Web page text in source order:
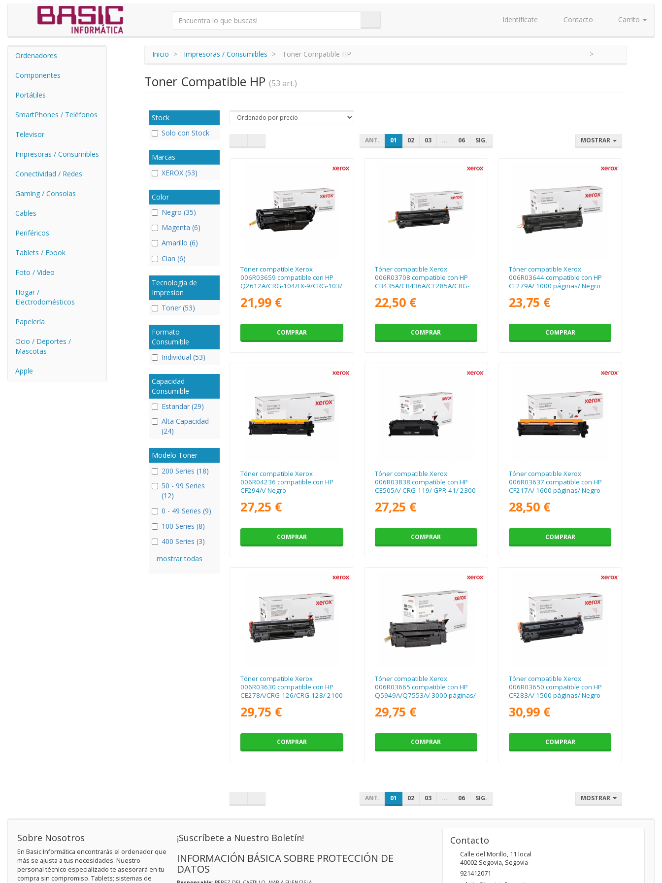
Identifícate Contacto Carrito
Ordenadores
Componentes
Portátiles
SmartPhones / Teléfonos
Televisor
Impresoras / Consumibles
Conectividad / Redes
Gaming / Consolas
Cables
Periféricos
Tablets / Ebook
Foto / Video
Hogar /
Electrodomésticos
Papelería
Ocio / Deportes /
Mascotas
Apple
Inicio Impresoras / Consumibles Toner Compatible HP
Toner Compatible HP (53 art.)
Stock
Solo con Stock
Marcas
XEROX (53)
Color
Negro (35)
Magenta (6)
Amarillo (6)
Cian (6)
Tecnologia de
Impresion
Toner (53)
Formato
Consumible
Individual (53)
Capacidad
Consumible
Estandar (29)
Alta Capacidad
(24)
Modelo Toner
200 Series (18)
50 - 99 Series
(12)
0 - 49 Series (9)
100 Series (8)
400 Series (3)
mostrar todas
ANT. 01 02 03 ... 06 SIG. MOSTRAR
Tóner compatible Xerox
006R03659 compatible con HP
Q2612A/CRG-104/FX-9/CRG-103/
21,99 €
COMPRAR
Tóner compatible Xerox
006R03708 compatible con HP
CB435A/CB436A/CE285A/CRG-
22,50 €
COMPRAR
Tóner compatible Xerox
006R03644 compatible con HP
CF279A/ 1000 páginas/ Negro
23,75 €
COMPRAR
Tóner compatible Xerox
006R04236 compatible con HP
CF294A/ Negro
27,25 €
COMPRAR
Tóner compatible Xerox
006R03838 compatible con HP
CE505A/ CRG-119/ GPR-41/ 2300
27,25 €
COMPRAR
Tóner compatible Xerox
006R03637 compatible con HP
CF217A/ 1600 páginas/ Negro
28,50 €
COMPRAR
Tóner compatible Xerox
006R03630 compatible con HP
CE278A/CRG-126/CRG-128/ 2100
29,75 €
COMPRAR
Tóner compatible Xerox
006R03665 compatible con HP
Q5949A/Q7553A/ 3000 páginas/
29,75 €
COMPRAR
Tóner compatible Xerox
006R03650 compatible con HP
CF283A/ 1500 páginas/ Negro
30,99 €
COMPRAR
ANT. 01 02 03 ... 06 SIG. MOSTRAR
Sobre Nosotros
En Basic Informática encontrarás el ordenador que
más se ajusta a tus necesidades. Nuestro
personal técnico especializado te asesorará en tu
compra sin compromiso. Tablets; sistemas de
¡Suscríbete a Nuestro Boletín!
INFORMACIÓN BÁSICA SOBRE PROTECCIÓN DE
DATOS
Contacto
Calle del Morillo, 11 local
40002 Segovia, Segovia
921412071